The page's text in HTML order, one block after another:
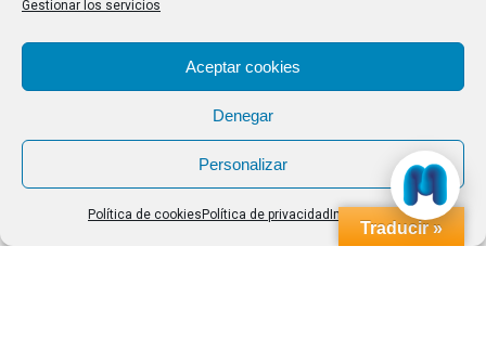
Gestionar los servicios
Aceptar cookies
Denegar
Personalizar
Política de cookies Política de privacidad Impressum
Aviso Legal|Política de privacidad|Política de cookies
Traducir »